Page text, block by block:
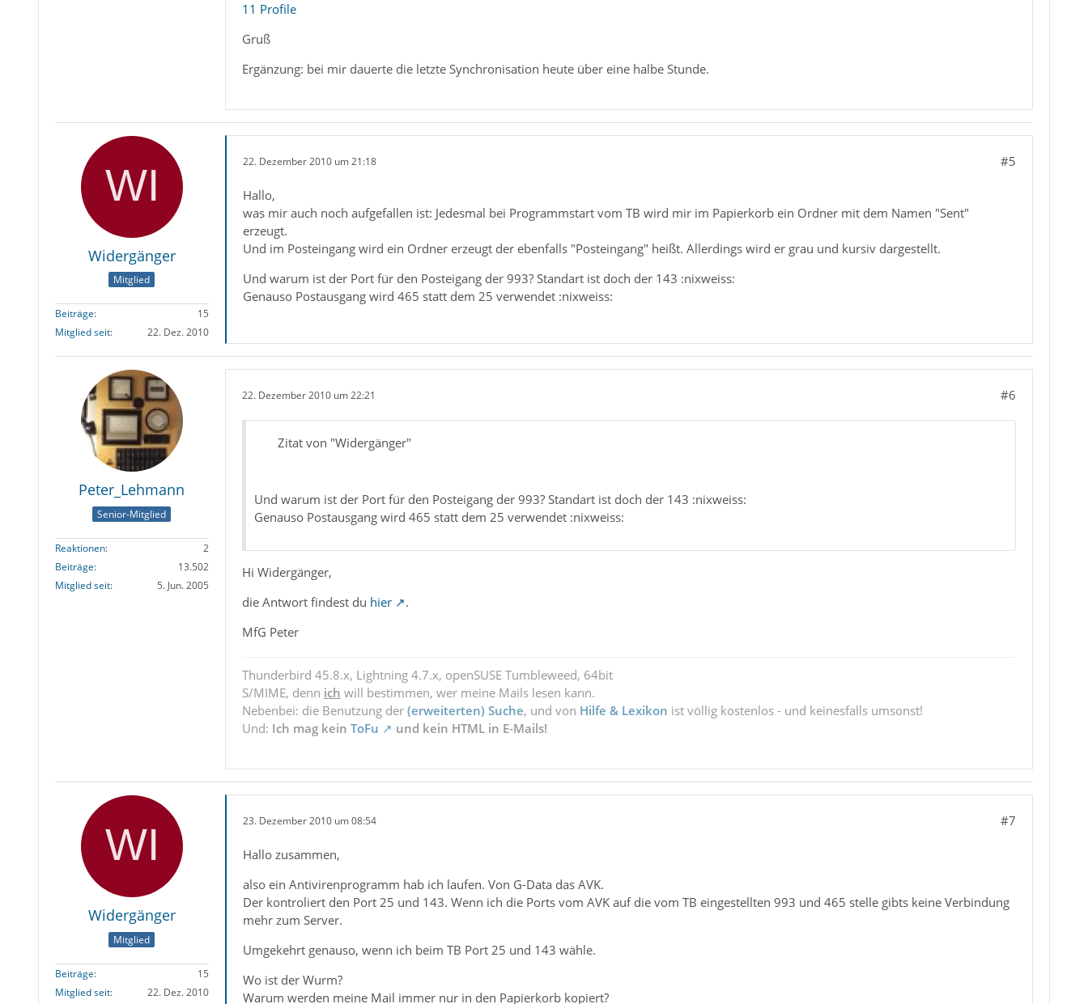
11 Profile
Gruß
Ergänzung: bei mir dauerte die letzte Synchronisation heute über eine halbe Stunde.
Widergänger
Mitglied
Beiträge
15
Mitglied seit
22. Dez. 2010
22. Dezember 2010 um 21:18 #5
Hallo,
was mir auch noch aufgefallen ist: Jedesmal bei Programmstart vom TB wird mir im Papierkorb ein Ordner mit dem Namen "Sent"
erzeugt.
Und im Posteingang wird ein Ordner erzeugt der ebenfalls "Posteingang" heißt. Allerdings wird er grau und kursiv dargestellt.
Und warum ist der Port für den Posteigang der 993? Standart ist doch der 143 :nixweiss:
Genauso Postausgang wird 465 statt dem 25 verwendet :nixweiss:
Peter_Lehmann
Senior-Mitglied
Reaktionen
2
Beiträge
13.502
Mitglied seit
5. Jun. 2005
22. Dezember 2010 um 22:21 #6
Zitat von "Widergänger"
Und warum ist der Port für den Posteigang der 993? Standart ist doch der 143 :nixweiss:
Genauso Postausgang wird 465 statt dem 25 verwendet :nixweiss:
Hi Widergänger,
die Antwort findest du hier
.
MfG Peter
Thunderbird 45.8.x, Lightning 4.7.x, openSUSE Tumbleweed, 64bit
S/MIME, denn ich will bestimmen, wer meine Mails lesen kann.
Nebenbei: die Benutzung der (erweiterten) Suche, und von Hilfe & Lexikon ist völlig kostenlos - und keinesfalls umsonst!
Und: Ich mag kein ToFu und kein HTML in E-Mails!
Widergänger
Mitglied
Beiträge
15
Mitglied seit
22. Dez. 2010
23. Dezember 2010 um 08:54 #7
Hallo zusammen,
also ein Antivirenprogramm hab ich laufen. Von G-Data das AVK.
Der kontroliert den Port 25 und 143. Wenn ich die Ports vom AVK auf die vom TB eingestellten 993 und 465 stelle gibts keine Verbindung
mehr zum Server.
Umgekehrt genauso, wenn ich beim TB Port 25 und 143 wähle.
Wo ist der Wurm?
Warum werden meine Mail immer nur in den Papierkorb kopiert?